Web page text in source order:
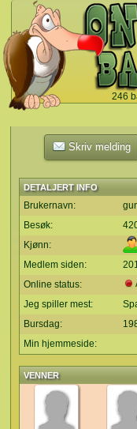
246
`
Skriv melding
DETALJERT INFO
Brukernavn:
Besøk:
Kjønn:
Medlem siden:
Online status:
Jeg spiller mest:
Bursdag:
Min hjemmeside:
VENNER